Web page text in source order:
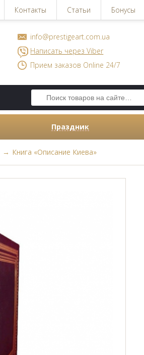
Контакты Статьи Бонусы
info@prestigeart.com.ua
Написать через Viber
Прием заказов Online 24/7
Праздник
→ Книга «Описание Киева»